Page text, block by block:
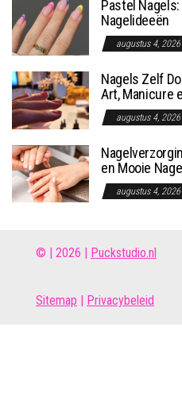
Pastel
Nagelideeën
augustus 4, 2026
Nagels Zelf
Art, Manicure
augustus 4, 2026
en Mooie
augustus 4, 2026
© | 2026 | Puckstudio.nl
Sitemap Privacybeleid